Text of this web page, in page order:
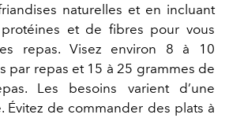
naturelles et en incluant
et de fibres pour vous
repas. Visez environ 8 à 10
par repas et 15 à 25 grammes de
Les besoins varient d’une
Évitez de commander des plats à